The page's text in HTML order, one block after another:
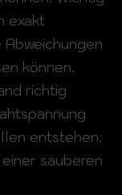
exakt
können.
richtig
entstehen.
sauberen